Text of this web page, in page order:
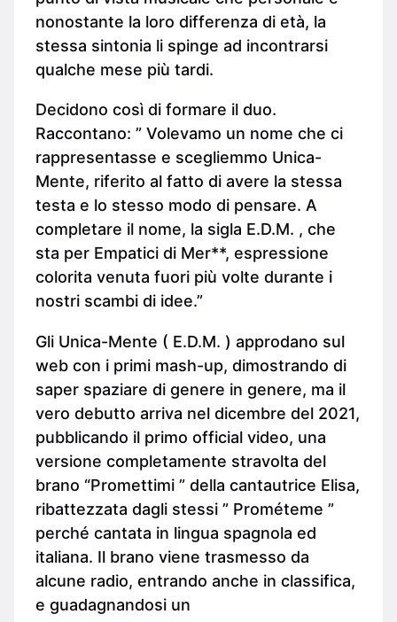
nonostante la loro differenza di età, la
stessa sintonia li spinge ad incontrarsi
qualche mese più tardi.
Decidono così di formare il duo.
Raccontano: ” Volevamo un nome che ci
rappresentasse e scegliemmo Unica-
Mente, riferito al fatto di avere la stessa
testa e lo stesso modo di pensare. A
completare il nome, la sigla E.D.M. , che
sta per Empatici di Mer**, espressione
colorita venuta fuori più volte durante i
nostri scambi di idee.”
Gli Unica-Mente ( E.D.M. ) approdano sul
web con i primi mash-up, dimostrando di
saper spaziare di genere in genere, ma il
vero debutto arriva nel dicembre del 2021,
pubblicando il primo official video, una
versione completamente stravolta del
brano “Promettimi ” della cantautrice Elisa,
ribattezzata dagli stessi ” Prométeme ”
perché cantata in lingua spagnola ed
italiana. Il brano viene trasmesso da
alcune radio, entrando anche in classifica,
e guadagnandosi un